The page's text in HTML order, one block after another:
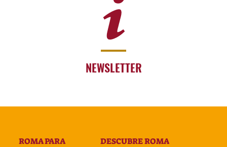
NEWSLETTER
ROMA PARA DESCUBRE ROMA